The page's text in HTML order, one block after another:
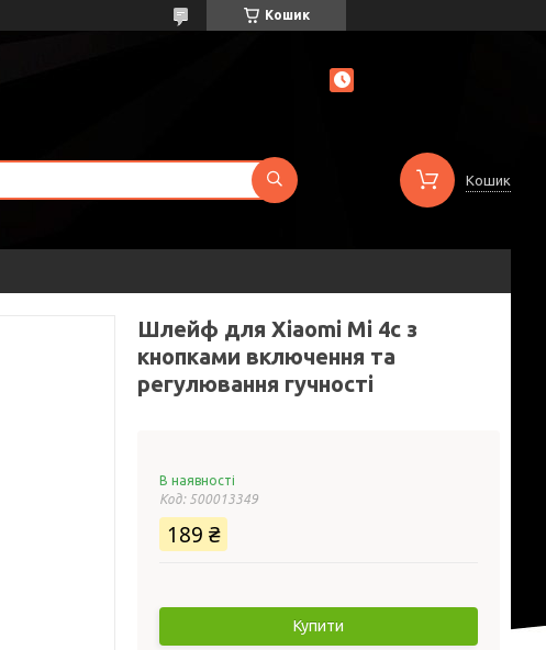
Кошик
Кошик
Шлейф для Xiaomi Mi 4c з
кнопками включення та
регулювання гучності
В наявності
Код: 500013349
189 ₴
Купити